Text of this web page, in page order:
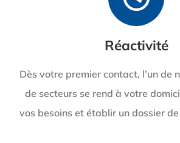
Réactivité
Dès votre premier contact, l’un de
de secteurs se rend à votre
vos besoins et établir un dossier